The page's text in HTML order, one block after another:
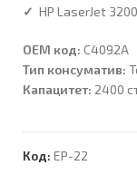
✓ HP LaserJet
OEM код: C4092A
Тип консуматив:
Капацитет: 2400
Код: EP-22